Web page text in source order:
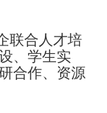
联合人才培
、学生实
合作、资源